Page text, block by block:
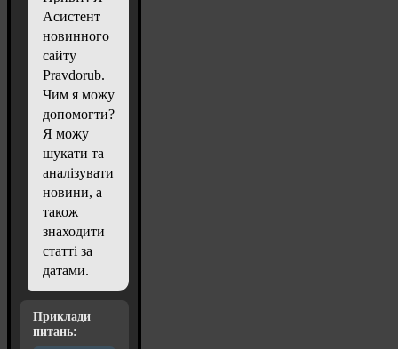
Асистент
новинного
сайту
Pravdorub.
Чим я можу
допомогти?
Я можу
шукати та
аналізувати
новини, а
також
знаходити
статті за
датами.
Приклади
питань: